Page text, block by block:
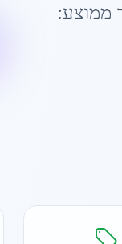
ממוצע: